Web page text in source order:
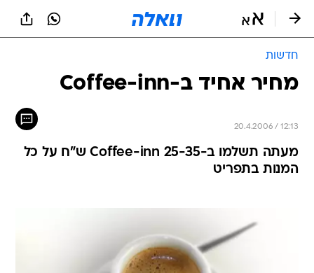
חדשות
מחיר אחיד ב-Coffee-inn
20.4.2006 / 12:13
מעתה תשלמו ב-Coffee-inn 25-35 ש"ח על כל
המנות בתפריט